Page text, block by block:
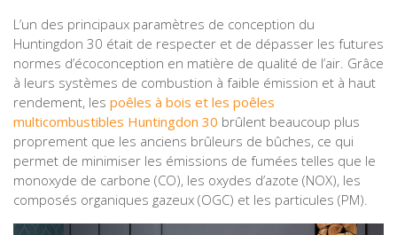
L’un des principaux paramètres de conception du
Huntingdon 30 était de respecter et de dépasser les futures
normes d’écoconception en matière de qualité de l’air. Grâce
à leurs systèmes de combustion à faible émission et à haut
rendement, les poêles à bois et les poêles
multicombustibles Huntingdon 30 brûlent beaucoup plus
proprement que les anciens brûleurs de bûches, ce qui
permet de minimiser les émissions de fumées telles que le
monoxyde de carbone (CO), les oxydes d’azote (NOX), les
composés organiques gazeux (OGC) et les particules (PM).